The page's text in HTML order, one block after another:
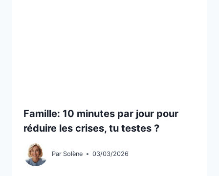
Famille: 10 minutes par jour pour
réduire les crises, tu testes ?
Par Solène 03/03/2026